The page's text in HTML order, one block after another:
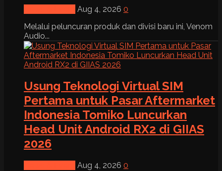
Aug 4, 2026 0
Melalui peluncuran produk dan divisi baru ini, Venom
Audio...
Usung Teknologi Virtual SIM
Pertama untuk Pasar Aftermarket
Indonesia Tomiko Luncurkan
Head Unit Android RX2 di GIIAS
2026
Aug 4, 2026 0